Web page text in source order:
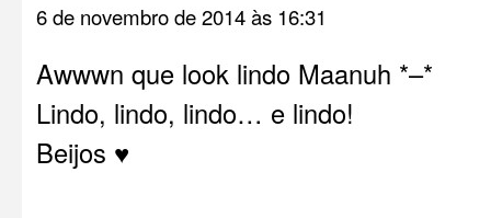
6 de novembro de 2014 às 16:31
Awwwn que look lindo Maanuh *–*
Lindo, lindo, lindo… e lindo!
Beijos ♥